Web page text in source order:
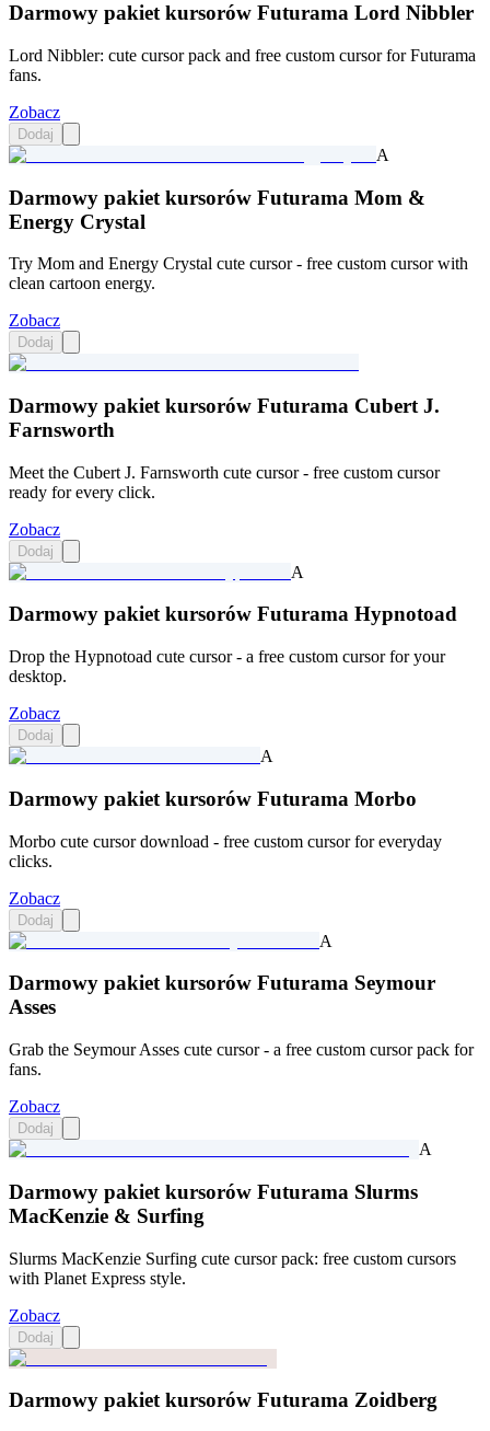
Darmowy pakiet kursorów Futurama Lord Nibbler
Lord Nibbler: cute cursor pack and free custom cursor for Futurama
fans.
Zobacz
Dodaj
A
Darmowy pakiet kursorów Futurama Mom &
Energy Crystal
Try Mom and Energy Crystal cute cursor - free custom cursor with
clean cartoon energy.
Zobacz
Dodaj
Darmowy pakiet kursorów Futurama Cubert J.
Farnsworth
Meet the Cubert J. Farnsworth cute cursor - free custom cursor
ready for every click.
Zobacz
Dodaj
A
Darmowy pakiet kursorów Futurama Hypnotoad
Drop the Hypnotoad cute cursor - a free custom cursor for your
desktop.
Zobacz
Dodaj
A
Darmowy pakiet kursorów Futurama Morbo
Morbo cute cursor download - free custom cursor for everyday
clicks.
Zobacz
Dodaj
A
Darmowy pakiet kursorów Futurama Seymour
Asses
Grab the Seymour Asses cute cursor - a free custom cursor pack for
fans.
Zobacz
Dodaj
A
Darmowy pakiet kursorów Futurama Slurms
MacKenzie & Surfing
Slurms MacKenzie Surfing cute cursor pack: free custom cursors
with Planet Express style.
Zobacz
Dodaj
Darmowy pakiet kursorów Futurama Zoidberg